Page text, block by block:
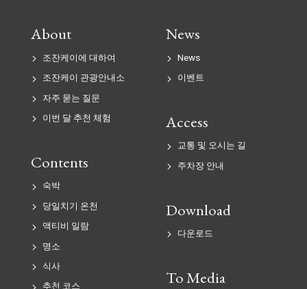
About
조잔케이에 대하여
조잔케이 관광안내소
자주 묻는 질문
이번 달 추천 체험
News
News
이벤트
Access
교통 및 오시는 길
주차장 안내
Contents
숙박
당일치기 온천
액티비 일람
명소
식사
Download
다운로드
To Media